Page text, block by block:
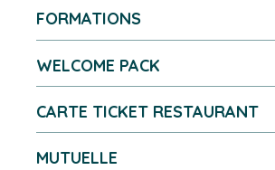
FORMATIONS
WELCOME PACK
CARTE TICKET RESTAURANT
MUTUELLE